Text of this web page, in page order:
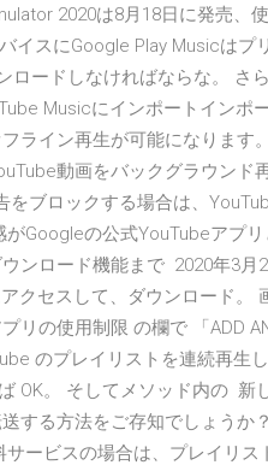
2020は8月18日に発売、
イスにGoogle Play Musicは
ロードしなければならな。 さ
Musicにインポートイン
ライン再生が可能になりま
動画をバックグラウンド
をブロックする場合は、
がGoogleの公式YouTubeアプ
ンロード機能まで 2020年3
アクセスして、ダウンロード
リの使用制限 の欄で 「ADD
のプレイリストを連続再生
OK。 そしてメソッド内の 新
する方法をご存知でしょうか
ービスの場合は、プレイリ